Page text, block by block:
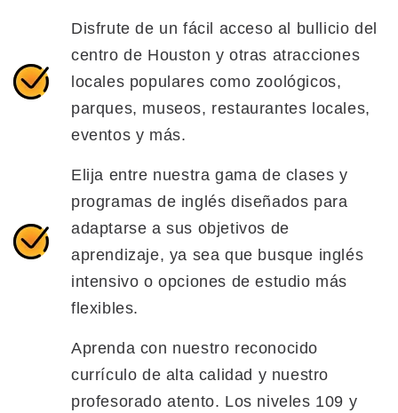
Disfrute de un fácil acceso al bullicio del
centro de Houston y otras atracciones
locales populares como zoológicos,
parques, museos, restaurantes locales,
eventos y más.
Elija entre nuestra gama de clases y
programas de inglés diseñados para
adaptarse a sus objetivos de
aprendizaje, ya sea que busque inglés
intensivo o opciones de estudio más
flexibles.
Aprenda con nuestro reconocido
currículo de alta calidad y nuestro
profesorado atento. Los niveles 109 y